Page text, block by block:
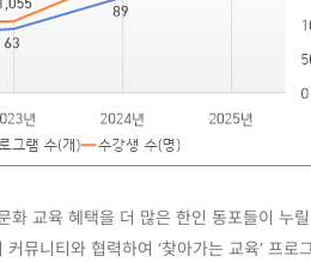
화 교육 혜택을 더 많은 한인 동포들이 누
커뮤니티와 협력하여 ‘찾아가는 교육’ 프